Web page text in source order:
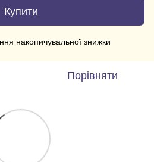
Купити
накопичувальної знижки
Порівняти